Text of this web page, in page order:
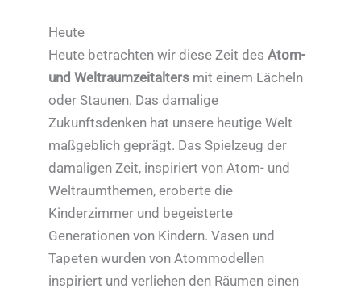
Heute
Heute betrachten wir diese Zeit desAtom-
und Weltraumzeitalters mit einem Lächeln
oder Staunen. Das damalige
Zukunftsdenken hat unsere heutige Welt
maßgeblich geprägt. Das Spielzeug der
damaligen Zeit, inspiriert von Atom- und
Weltraumthemen, eroberte die
Kinderzimmer und begeisterte
Generationen von Kindern. Vasen und
Tapeten wurden von Atommodellen
inspiriert und verliehen den Räumen einen